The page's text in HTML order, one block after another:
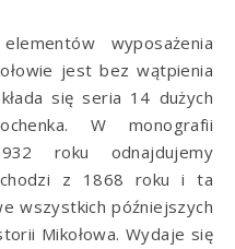
jest bez wątpienia
się seria 14 dużych
W monografii
roku odnajdujemy
z 1868 roku i ta
wszystkich późniejszych
Mikołowa. Wydaje się